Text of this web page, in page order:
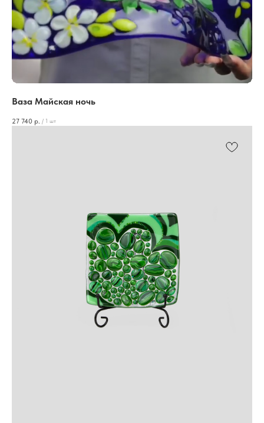
Ваза Майская ночь
27 740 р. / 1 шт